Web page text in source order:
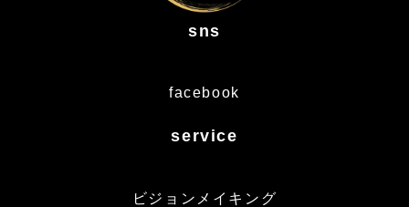
sns
facebook
service
ビジョンメイキング